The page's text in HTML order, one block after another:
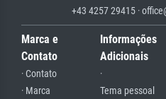
+43 4257 29415 ·
Marca e
Contato
· Contato
· Marca
Informações
Adicionais
·
Tema pessoal